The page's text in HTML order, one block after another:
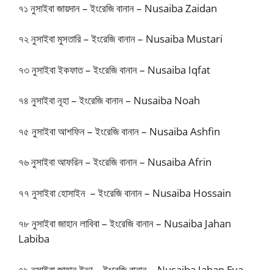
৭১ নুসাইবা জায়দান – ইংরেজি বানান – Nusaiba Zaidan
৭২ নুসাইবা মুসতারি – ইংরেজি বানান – Nusaiba Mustari
৭৩ নুসাইবা ইকফাত – ইংরেজি বানান – Nusaiba Iqfat
৭৪ নুসাইবা নূহা – ইংরেজি বানান – Nusaiba Noah
৭৫ নুসাইবা আশফিন – ইংরেজি বানান – Nusaiba Ashfin
৭৬ নুসাইবা আফরিন – ইংরেজি বানান – Nusaiba Afrin
৭৭ নুসাইবা হোসাইন – ইংরেজি বানান – Nusaiba Hossain
৭৮ নুসাইবা জাহান লাবিবা – ইংরেজি বানান – Nusaiba Jahan
Labiba